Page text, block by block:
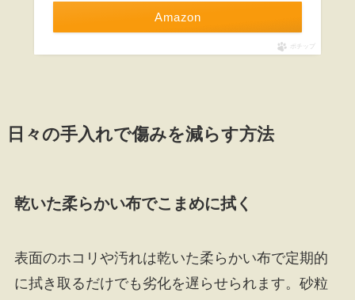
Amazon
ポチップ
日々の手入れで傷みを減らす方法
乾いた柔らかい布でこまめに拭く
表面のホコリや汚れは乾いた柔らかい布で定期的
に拭き取るだけでも劣化を遅らせられます。砂粒